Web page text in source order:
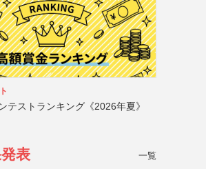
テストランキング《2026年夏》
表 一覧